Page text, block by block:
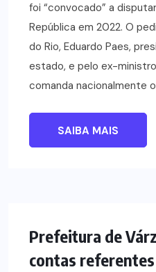
foi “convocado” a
República em 2022. O
do Rio, Eduardo Paes,
estado, e pelo ex-
comanda nacionalmente
SAIBA MAIS
Prefeitura de
contas